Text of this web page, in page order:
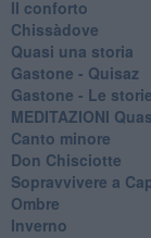
Il conforto
Chissàdove
Quasi una storia
Gastone - Quisaz
Gastone - Le storie
MEDITAZIONI
Canto minore
Don Chisciotte
Sopravvivere a
Ombre
Inverno